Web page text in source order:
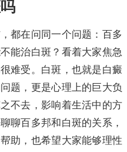
都在问同一个问题：百多
能治白斑？看着大家焦急
难受。白斑，也就是白癜
题，更是心理上的巨大负
不去，影响着生活中的方
聊百多邦和白斑的关系，
助，也希望大家能够理性